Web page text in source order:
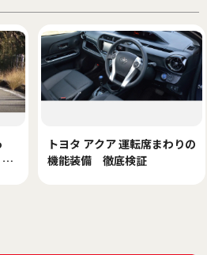
トヨタ アクア 運転席まわりの
機能装備 徹底検証